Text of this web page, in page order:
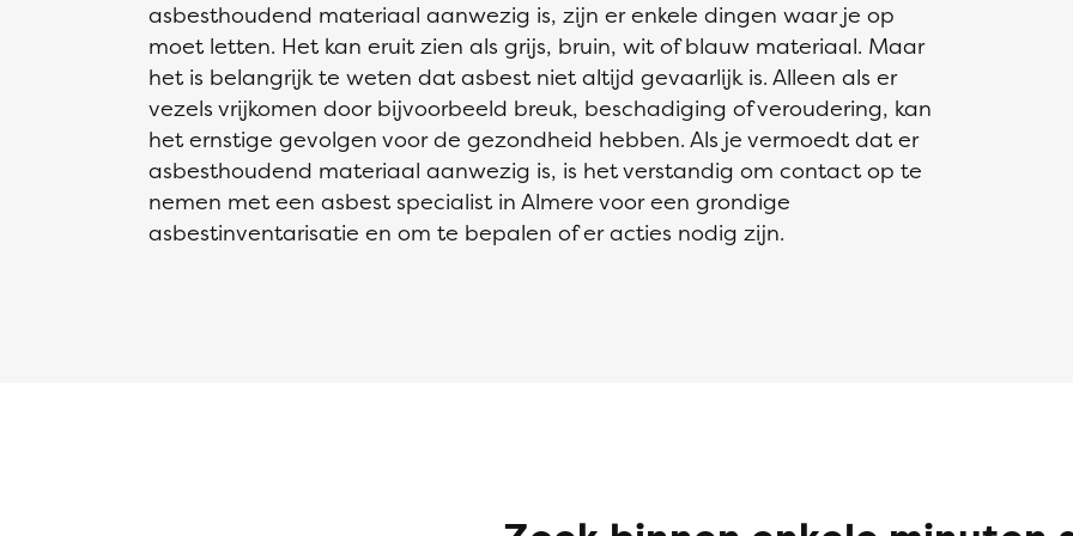
asbesthoudend materiaal aanwezig is, zijn er enkele dingen waar je op
moet letten. Het kan eruit zien als grijs, bruin, wit of blauw materiaal. Maar
het is belangrijk te weten dat asbest niet altijd gevaarlijk is. Alleen als er
vezels vrijkomen door bijvoorbeeld breuk, beschadiging of veroudering, kan
het ernstige gevolgen voor de gezondheid hebben. Als je vermoedt dat er
asbesthoudend materiaal aanwezig is, is het verstandig om contact op te
nemen met een asbest specialist in Almere voor een grondige
asbestinventarisatie en om te bepalen of er acties nodig zijn.